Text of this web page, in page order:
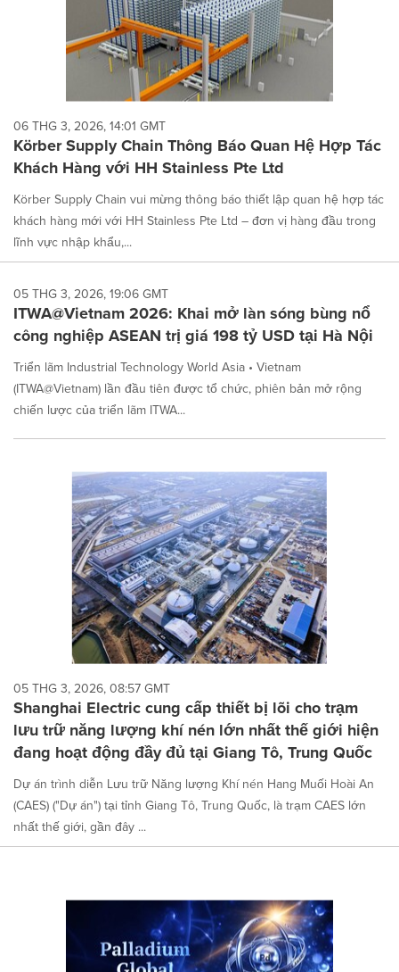
06 THG 3, 2026, 14:01 GMT
Körber Supply Chain Thông Báo Quan Hệ Hợp Tác
Khách Hàng với HH Stainless Pte Ltd
Körber Supply Chain vui mừng thông báo thiết lập quan hệ hợp tác
khách hàng mới với HH Stainless Pte Ltd – đơn vị hàng đầu trong
lĩnh vực nhập khẩu,...
05 THG 3, 2026, 19:06 GMT
ITWA@Vietnam 2026: Khai mở làn sóng bùng nổ
công nghiệp ASEAN trị giá 198 tỷ USD tại Hà Nội
Triển lãm Industrial Technology World Asia • Vietnam
(ITWA@Vietnam) lần đầu tiên được tổ chức, phiên bản mở rộng
chiến lược của triển lãm ITWA...
05 THG 3, 2026, 08:57 GMT
Shanghai Electric cung cấp thiết bị lõi cho trạm
lưu trữ năng lượng khí nén lớn nhất thế giới hiện
đang hoạt động đầy đủ tại Giang Tô, Trung Quốc
Dự án trình diễn Lưu trữ Năng lượng Khí nén Hang Muối Hoài An
(CAES) ("Dự án") tại tỉnh Giang Tô, Trung Quốc, là trạm CAES lớn
nhất thế giới, gần đây ...